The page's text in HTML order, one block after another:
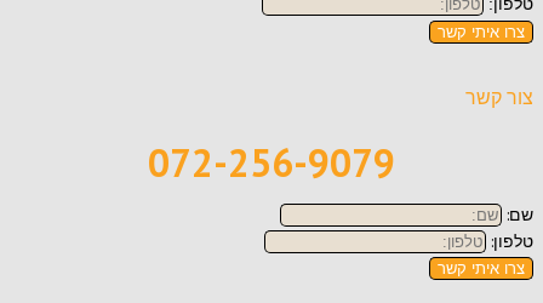
קשר
072-256-9079
קשר